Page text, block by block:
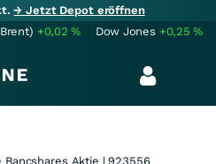
→ Jetzt Depot eröffnen
+0,02% Dow Jones +0,25%
Bancshares Aktie | 923556